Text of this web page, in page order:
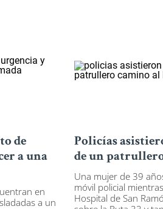
de
a una
en
a un
Policías
de un
Una mujer de 39
móvil policial
Hospital de San